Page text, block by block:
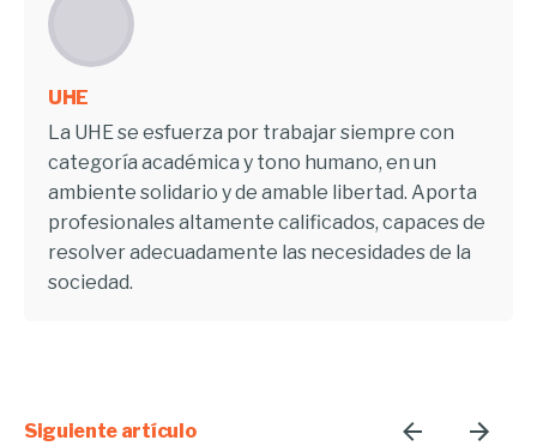
UHE
La UHE se esfuerza por trabajar siempre con
categoría académica y tono humano, en un
ambiente solidario y de amable libertad. Aporta
profesionales altamente calificados, capaces de
resolver adecuadamente las necesidades de la
sociedad.
Siguiente artículo